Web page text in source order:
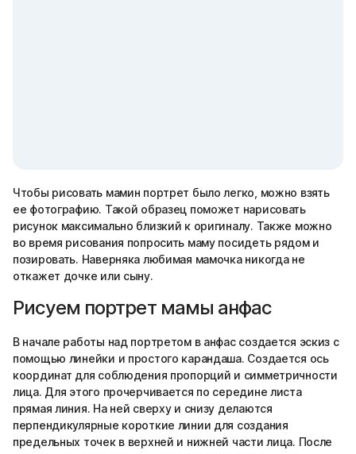
Чтобы рисовать мамин портрет было легко, можно взять
ее фотографию. Такой образец поможет нарисовать
рисунок максимально близкий к оригиналу. Также можно
во время рисования попросить маму посидеть рядом и
позировать. Наверняка любимая мамочка никогда не
откажет дочке или сыну.
Рисуем портрет мамы анфас
В начале работы над портретом в анфас создается эскиз с
помощью линейки и простого карандаша. Создается ось
координат для соблюдения пропорций и симметричности
лица. Для этого прочерчивается по середине листа
прямая линия. На ней сверху и снизу делаются
перпендикулярные короткие линии для создания
предельных точек в верхней и нижней части лица. После